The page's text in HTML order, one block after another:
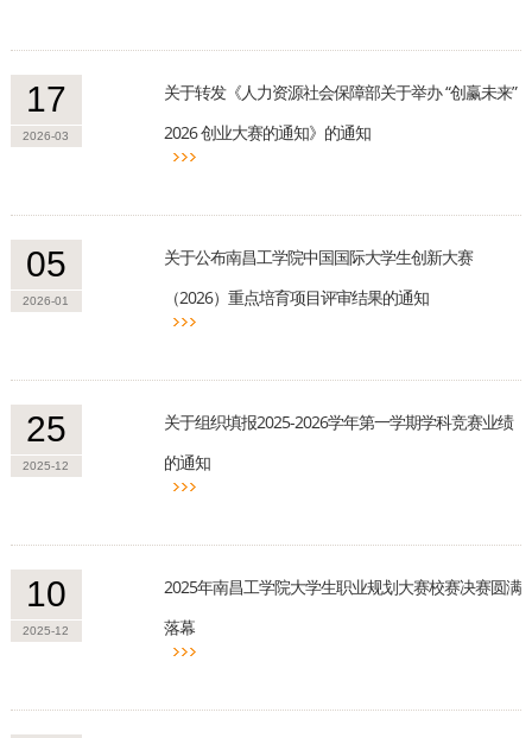
17
2026-03
关于转发《人力资源社会保障部关于举办 “创赢未来”
2026 创业大赛的通知》的通知
05
2026-01
关于公布南昌工学院中国国际大学生创新大赛
（2026）重点培育项目评审结果的通知
25
2025-12
关于组织填报2025-2026学年第一学期学科竞赛业绩
的通知
10
2025-12
2025年南昌工学院大学生职业规划大赛校赛决赛圆满
落幕